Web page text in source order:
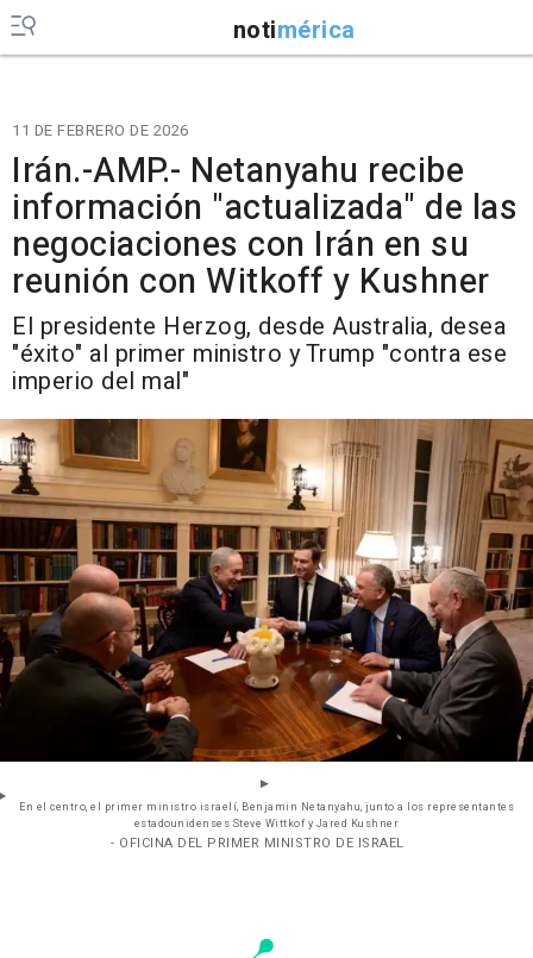
notimérica
11 DE FEBRERO DE 2026
Irán.-AMP.- Netanyahu recibe
información "actualizada" de las
negociaciones con Irán en su
reunión con Witkoff y Kushner
El presidente Herzog, desde Australia, desea
"éxito" al primer ministro y Trump "contra ese
imperio del mal"
En el centro, el primer ministro israelí, Benjamin Netanyahu, junto a los representantes
estadounidenses Steve Wittkof y Jared Kushner
- OFICINA DEL PRIMER MINISTRO DE ISRAEL